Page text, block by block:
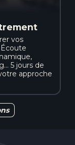
vos
5 jours de
approche